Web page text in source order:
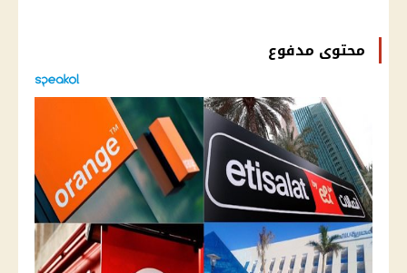
محتوى مدفوع